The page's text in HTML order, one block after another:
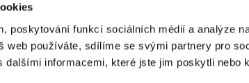
poskytování funkcí sociálních médií a analýze
web používáte, sdílíme se svými partnery pro
dalšími informacemi, které jste jim poskytli nebo